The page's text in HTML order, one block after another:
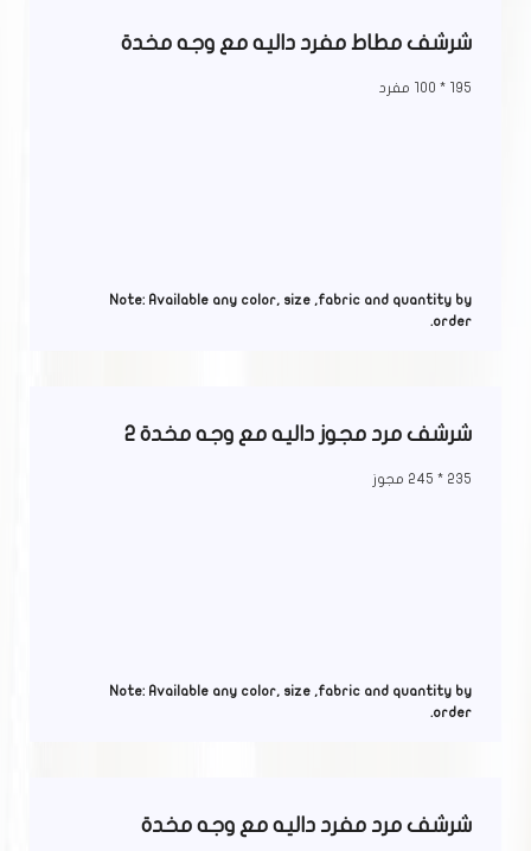
شرشف مطاط مفرد داليه مع وجه مخدة
195 * 100 مفرد
Note: Available any color, size ,fabric and quantity by
order.
شرشف مرد مجوز داليه مع وجه مخدة 2
235 * 245 مجوز
Note: Available any color, size ,fabric and quantity by
order.
شرشف مرد مفرد داليه مع وجه مخدة